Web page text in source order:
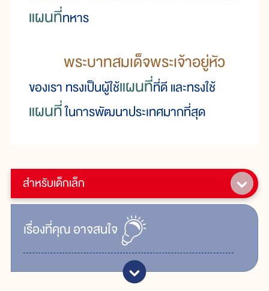
สำหรับเด็กเล็ก
เรื่ิองที่คุณอาจสนใจ
แผนที่ทหาร
พระบาทสมเด็จพระเจ้าอยู่หัว
ของเรา ทรงเป็นผู้ใช้แผนที่ที่ดี และทรงใช้
แผนที่ในการพัฒนาประเทศมากที่สุด